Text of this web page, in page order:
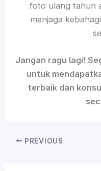
foto ulang tahun
menjaga
Jangan ragu lagi!
untuk
terbaik dan
PREVIOUS